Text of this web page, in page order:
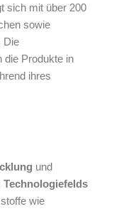
sich mit über 200
sowie
Die
die Produkte in
ihres
und
Technologiefelds
wie